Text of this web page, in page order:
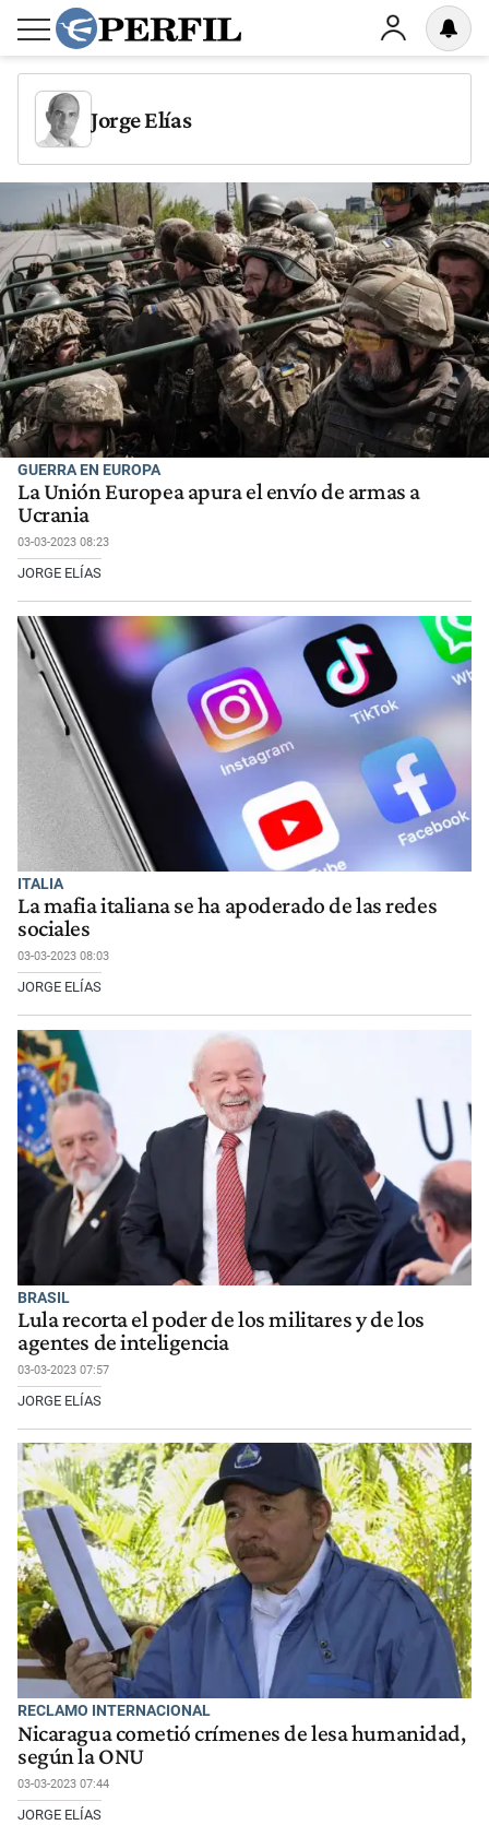
Jorge Elías
GUERRA EN EUROPA
La Unión Europea apura el envío de armas a
Ucrania
03-03-2023 08:23
JORGE ELÍAS
ITALIA
La mafia italiana se ha apoderado de las redes
sociales
03-03-2023 08:03
JORGE ELÍAS
BRASIL
Lula recorta el poder de los militares y de los
agentes de inteligencia
03-03-2023 07:57
JORGE ELÍAS
RECLAMO INTERNACIONAL
Nicaragua cometió crímenes de lesa humanidad,
según la ONU
03-03-2023 07:44
JORGE ELÍAS